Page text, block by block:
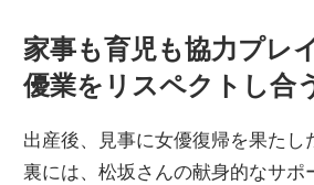
家事も育児も協力プレ
優業をリスペクトし合
出産後、見事に女優復帰を果たし
裏には、松坂さんの献身的なサポ